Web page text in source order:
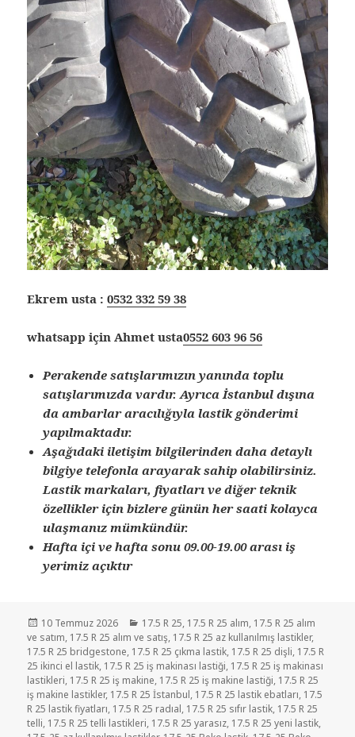
Ekrem usta :0532 332 59 38
whatsapp için Ahmet usta0552 603 96 56
Perakende satışlarımızın yanında toplu
satışlarımızda vardır. Ayrıca İstanbul dışına
da ambarlar aracılığıyla lastik gönderimi
yapılmaktadır.
Aşağıdaki iletişim bilgilerinden daha detaylı
bilgiye telefonla arayarak sahip olabilirsiniz.
Lastik markaları, fiyatları ve diğer teknik
özellikler için bizlere günün her saati kolayca
ulaşmanız mümkündür.
Hafta içi ve hafta sonu 09.00-19.00 arası iş
yerimiz açıktır
Yayın
tarihi
10 Temmuz 2026 Kategoriler
17.5 R 25, 17.5 R 25 alım, 17.5 R 25 alım
ve satım, 17.5 R 25 alım ve satış, 17.5 R 25 az kullanılmış lastikler,
17.5 R 25 bridgestone, 17.5 R 25 çıkma lastik, 17.5 R 25 dişli, 17.5 R
25 ikinci el lastik, 17.5 R 25 iş makinası lastiği, 17.5 R 25 iş makinası
lastikleri, 17.5 R 25 iş makine, 17.5 R 25 iş makine lastiği, 17.5 R 25
iş makine lastikler, 17.5 R 25 İstanbul, 17.5 R 25 lastik ebatları, 17.5
R 25 lastik fiyatları, 17.5 R 25 radıal, 17.5 R 25 sıfır lastik, 17.5 R 25
telli, 17.5 R 25 telli lastikleri, 17.5 R 25 yarasız, 17.5 R 25 yeni lastik,